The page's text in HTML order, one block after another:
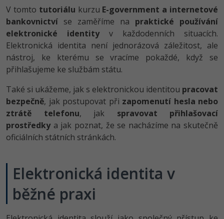
Umělá inteligence
HTML5, CSS3, Bootstrap, SEO
SQL a databáze
Testování a verzování
UML a návrhové vzory
React
ASP.NET MVC
Django
Java
PHP
JavaScript
Python
HTML / CSS
UML a návrhové vzory
MS-SQL
SQLite
Vývojář mobilních aplikací
Specialista na AI a bigdata
C# Game developer
Webdesigner
Tester
Grafik / UX/UI návrhář
3D grafik
Projektový manažer
C#.NET
Python -80%
JavaScript -80%
-80%
C++ -80%
Swift -80%
-80%
C
VB.NET
SQL
Datová analýza
Digitální gramotnost
Marketing -30%
SEO -30%
UX
Kryptoměny -25%
Copywriting -30%
-80%
V tomto tutoriálu kurzu E-government a internetové
bankovnictví se zaměříme na praktické používání
elektronické identityv každodenních situacích.
Elektronická identita není jednorázová záležitost, ale
nástroj, ke kterému se vracíme pokaždé, když se
přihlašujeme ke službám státu.
Také si ukážeme, jak s elektronickou identitou pracovat
bezpečně, jak postupovat při zapomenutí hesla nebo
ztrátě telefonu, jak spravovat přihlašovací
prostředkya jak poznat, že se nacházíme na skutečně
oficiálních státních stránkách.
Elektronická identita v
běžné praxi